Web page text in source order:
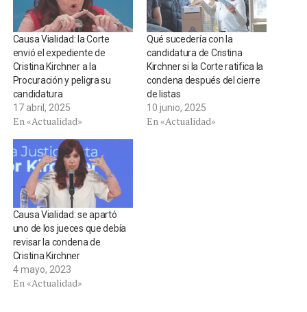
Causa Vialidad: la Corte
envió el expediente de
Cristina Kirchner a la
Procuración y peligra su
candidatura
17 abril, 2025
En «Actualidad»
Qué sucedería con la
candidatura de Cristina
Kirchner si la Corte ratifica la
condena después del cierre
de listas
10 junio, 2025
En «Actualidad»
Causa Vialidad: se apartó
uno de los jueces que debía
revisar la condena de
Cristina Kirchner
4 mayo, 2023
En «Actualidad»